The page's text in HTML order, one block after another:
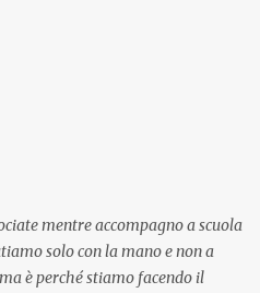
mentre accompagno a scuola
solo con la mano e non a
è perché stiamo facendo il